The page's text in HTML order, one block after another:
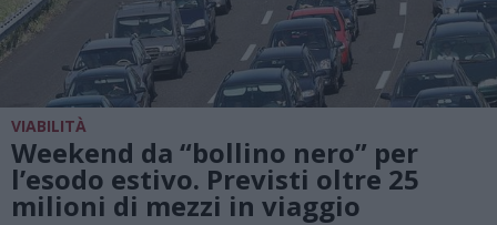
VIABILITÀ
Weekend da “bollino nero” per
l’esodo estivo. Previsti oltre 25
milioni di mezzi in viaggio